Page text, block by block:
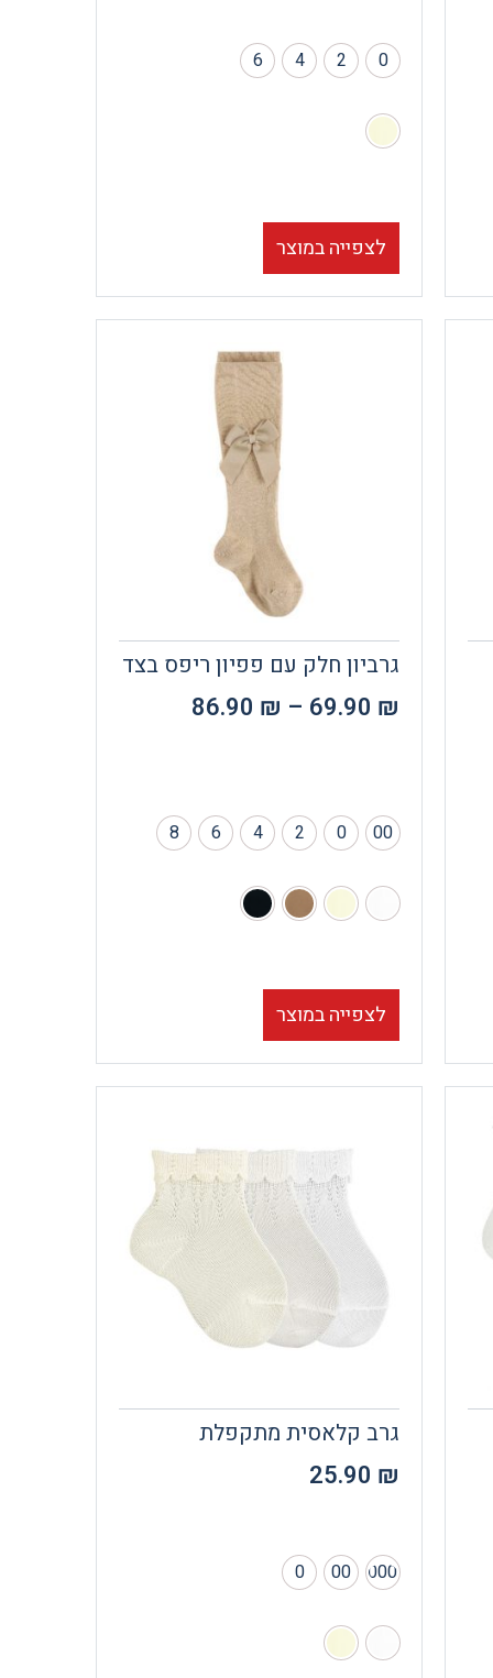
0
2
4
6
לצפייה במוצר
גרביון חלק עם פפיון ריפס בצד
69.90 ₪
–
86.90 ₪
00
0
2
4
6
8
לצפייה במוצר
גרב קלאסית מתקפלת
25.90 ₪
000
00
0